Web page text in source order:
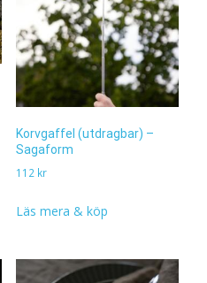
Korvgaffel (utdragbar) –
Sagaform
112 kr
Läs mera & köp